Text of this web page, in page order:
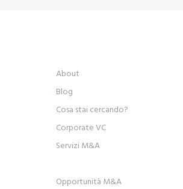
About
Blog
Cosa stai cercando?
Corporate VC
Servizi M&A
Opportunità M&A